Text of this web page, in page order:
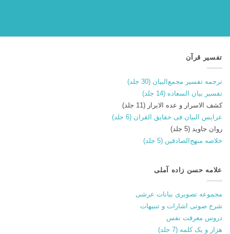
تفسیر قرآن
ترجمه تفسیر مجمع‌البیان (30 جلد)
تفسیر بیان السعاده (14 جلد)
کشف الاسرار و عده الابرار (11 جلد)
عرایس البیان فی حقایق القران (6 جلد)
روان جاوید (5 جلد)
خلاصه منهج‌الصادقین (5 جلد)
علامه حسن زاده آملی
مجموعه تصویری بیانات عرشی
شرح صوتی اشارات و تنبیهات
دروس معرفت نفس
هزار و یک کلمه (7 جلد)